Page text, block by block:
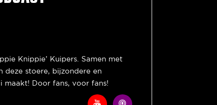
Knippie’ Kuipers. Samen met
deze stoere, bijzondere en
maakt! Door fans, voor fans!